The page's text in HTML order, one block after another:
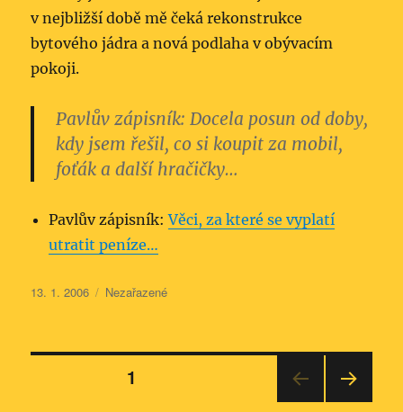
v nejbližší době mě čeká rekonstrukce
bytového jádra a nová podlaha v obývacím
pokoji.
Pavlův zápisník: Docela posun od doby,
kdy jsem řešil, co si koupit za mobil,
foťák a další hračičky…
Pavlův zápisník:Věci, za které se vyplatí
utratit peníze…
Publikováno:
13. 1. 2006 Rubriky:
Nezařazené
Stránkování
1